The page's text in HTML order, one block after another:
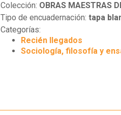
Colección: OBRAS MAESTRAS DEL
Tipo de encuadernación: tapa
Categorías:
Recién llegados
Sociología, filosofía y